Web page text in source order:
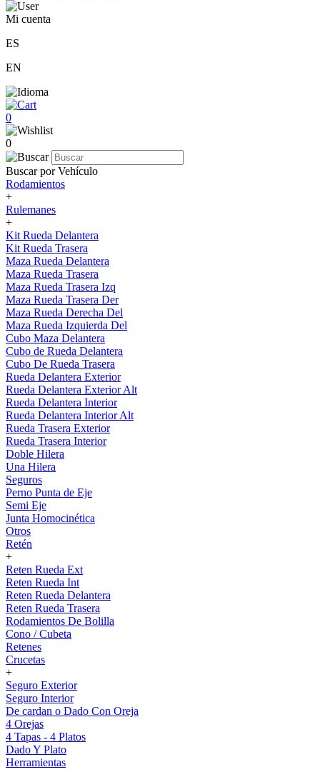
Mi cuenta
ES
EN
0
0
Buscar por Vehículo
Rodamientos
+
Rulemanes
+
Kit Rueda Delantera
Kit Rueda Trasera
Maza Rueda Delantera
Maza Rueda Trasera
Maza Rueda Trasera Izq
Maza Rueda Trasera Der
Maza Rueda Derecha Del
Maza Rueda Izquierda Del
Cubo Maza Delantera
Cubo de Rueda Delantera
Cubo De Rueda Trasera
Rueda Delantera Exterior
Rueda Delantera Exterior Alt
Rueda Delantera Interior
Rueda Delantera Interior Alt
Rueda Trasera Exterior
Rueda Trasera Interior
Doble Hilera
Una Hilera
Seguros
Perno Punta de Eje
Semi Eje
Junta Homocinética
Otros
Retén
+
Reten Rueda Ext
Reten Rueda Int
Reten Rueda Delantera
Reten Rueda Trasera
Rodamientos De Bolilla
Cono / Cubeta
Retenes
Crucetas
+
Seguro Exterior
Seguro Interior
De cardan o Dado Con Oreja
4 Orejas
4 Tapas - 4 Platos
Dado Y Plato
Herramientas